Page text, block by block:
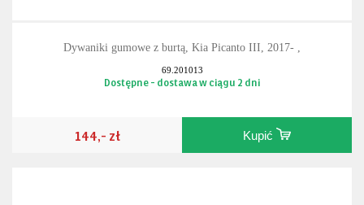
Dywaniki gumowe z burtą, Kia Picanto III, 2017- ,
69.201013
Kupić